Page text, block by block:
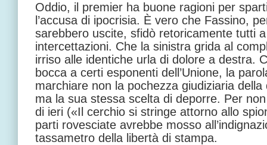
Oddio, il premier ha buone ragioni per
l’accusa di ipocrisia. È vero che Fassino,
sarebbero uscite, sfidò retoricamente tutti
intercettazioni. Che la sinistra grida al
irriso alle identiche urla di dolore a destra.
bocca a certi esponenti dell’Unione, la
marchiare non la pochezza giudiziaria
ma la sua stessa scelta di deporre. Per
di ieri («Il cerchio si stringe attorno allo
parti rovesciate avrebbe mosso
tassametro della libertà di stampa.